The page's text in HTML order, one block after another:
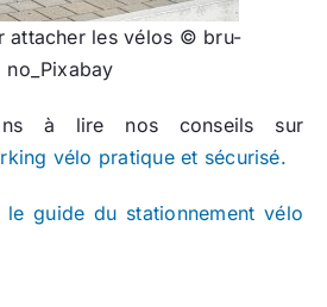
attacher les vélos © bru-
no_Pixabay
à lire nos conseils sur
vélo pratique et sécurisé.
le guide du stationnement vélo